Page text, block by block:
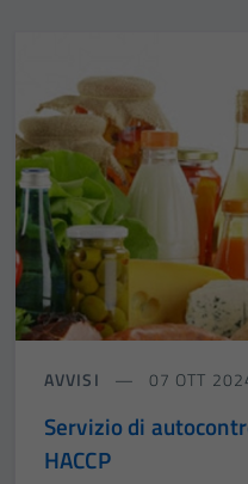
AVVISI 07 OTT
Servizio di
HACCP